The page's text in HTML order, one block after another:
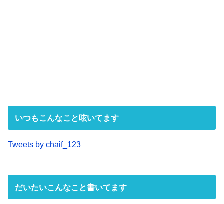
いつもこんなこと呟いてます
Tweets by chaif_123
だいたいこんなこと書いてます